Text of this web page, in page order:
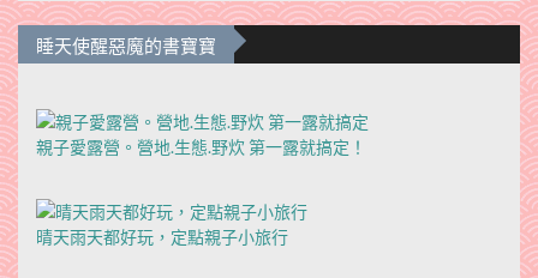
睡天使醒惡魔的書寶寶
親子愛露營。營地.生態.野炊 第一露就搞定！
晴天雨天都好玩，定點親子小旅行